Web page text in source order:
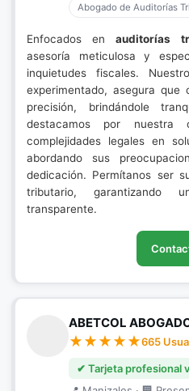
Abogado de Auditorías
Enfocados enauditorías
asesoría meticulosa y
inquietudes fiscales.
experimentado, asegura
precisión, brindándole
destacamos por nuestra
complejidades legales en
abordando sus
dedicación. Permítanos ser
tributario, garantizando
transparente.
ABETCOL
665
✔ Tarjeta profesional